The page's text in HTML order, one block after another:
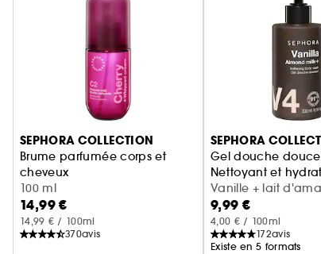
Ignorer le carrousel produits
SEPHORA COLLECTION
Brume parfumée corps et
cheveux
Cerise + crème fouettée
100 ml
14,99 €
14,99 € / 100ml
370avis
SEPHORA
Gel douche
Nettoyant et
Vanille + lait
ml)
9,99 €
4,00 € / 100ml
172avis
Existe en 5 formats